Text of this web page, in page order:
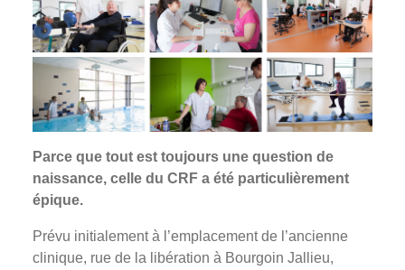
Parce que tout est toujours une question de
naissance, celle du CRF a été particulièrement
épique.
Prévu initialement à l’emplacement de l’ancienne
clinique, rue de la libération à Bourgoin Jallieu,